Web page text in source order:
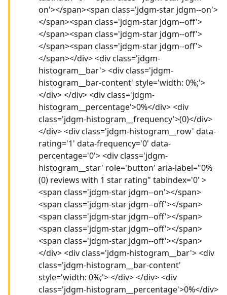
on'></span><span class='jdgm-star jdgm--on'>
</span><span class='jdgm-star jdgm--off'>
</span><span class='jdgm-star jdgm--off'>
</span><span class='jdgm-star jdgm--off'>
</span></div> <div class='jdgm-
histogram__bar'> <div class='jdgm-
histogram__bar-content' style='width: 0%;'>
</div> </div> <div class='jdgm-
histogram__percentage'>0%</div> <div
class='jdgm-histogram__frequency'>(0)</div>
</div> <div class='jdgm-histogram__row' data-
rating='1' data-frequency='0' data-
percentage='0'> <div class='jdgm-
histogram__star' role='button' aria-label="0%
(0) reviews with 1 star rating" tabindex='0' >
<span class='jdgm-star jdgm--on'></span>
<span class='jdgm-star jdgm--off'></span>
<span class='jdgm-star jdgm--off'></span>
<span class='jdgm-star jdgm--off'></span>
<span class='jdgm-star jdgm--off'></span>
</div> <div class='jdgm-histogram__bar'> <div
class='jdgm-histogram__bar-content'
style='width: 0%;'> </div> </div> <div
class='jdgm-histogram__percentage'>0%</div>